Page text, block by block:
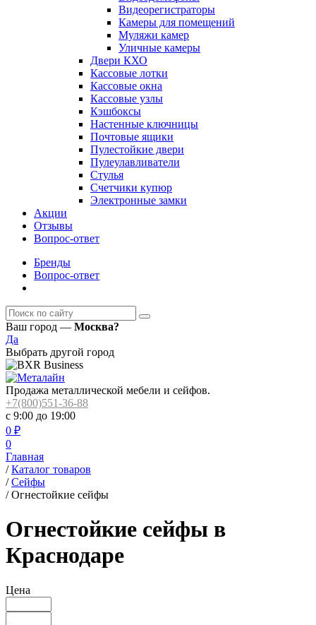
Видеорегистраторы
Камеры для помещений
Муляжи камер
Уличные камеры
Двери КХО
Кассовые лотки
Кассовые окна
Кассовые узлы
Кэшбоксы
Настенные ключницы
Почтовые ящики
Пулестойкие двери
Пулеулавливатели
Стулья
Счетчики купюр
Электронные замки
Акции
Отзывы
Вопрос-ответ
Бренды
Вопрос-ответ
Ваш город — Москва?
Да
Выбрать другой город
Продажа металлической мебели и сейфов.
+7(800)551-36-88
с 9:00 до 19:00
0 ₽
0
Главная
/ Каталог товаров
/ Сейфы
/ Огнестойкие сейфы
Огнестойкие сейфы в
Краснодаре
Цена